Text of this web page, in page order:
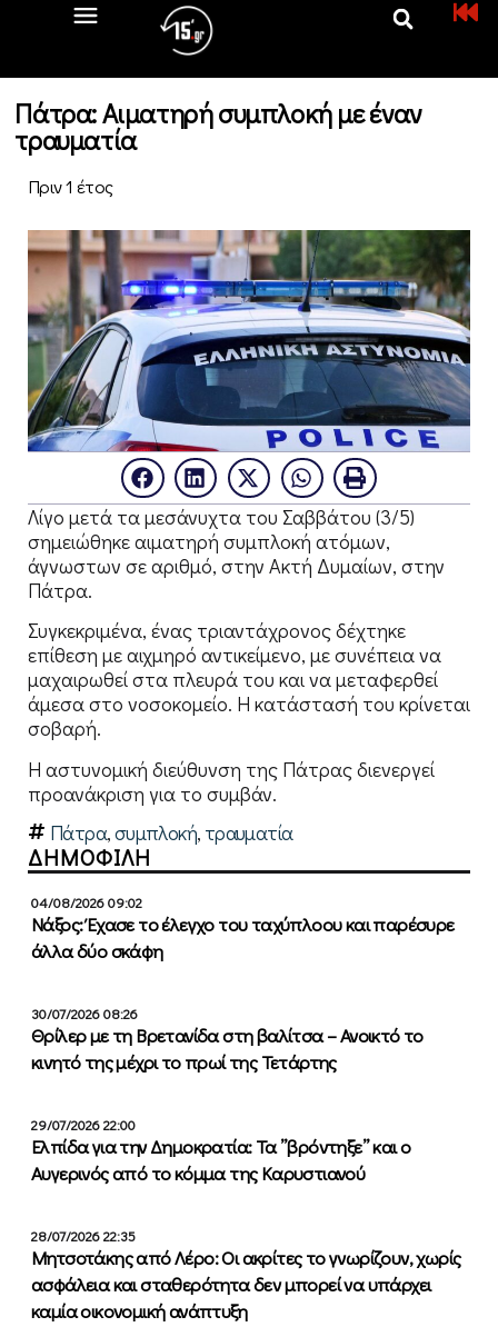
Πάτρα: Αιματηρή συμπλοκή με έναν
τραυματία
Πριν 1 έτος
Λίγο μετά τα μεσάνυχτα του Σαββάτου (3/5)
σημειώθηκε αιματηρή συμπλοκή ατόμων,
άγνωστων σε αριθμό, στην Ακτή Δυμαίων, στην
Πάτρα.
Συγκεκριμένα, ένας τριαντάχρονος δέχτηκε
επίθεση με αιχμηρό αντικείμενο, με συνέπεια να
μαχαιρωθεί στα πλευρά του και να μεταφερθεί
άμεσα στο νοσοκομείο. Η κατάστασή του κρίνεται
σοβαρή.
Η αστυνομική διεύθυνση της Πάτρας διενεργεί
προανάκριση για το συμβάν.
Πάτρα,συμπλοκή, τραυματία
ΔΗΜΟΦΙΛΗ
04/08/2026 09:02
Νάξος: Έχασε το έλεγχο του ταχύπλοου και παρέσυρε
άλλα δύο σκάφη
30/07/2026 08:26
Θρίλερ με τη Βρετανίδα στη βαλίτσα – Ανοικτό το
κινητό της μέχρι το πρωί της Τετάρτης
29/07/2026 22:00
Ελπίδα για την Δημοκρατία: Τα ”βρόντηξε” και ο
Αυγερινός από το κόμμα της Καρυστιανού
28/07/2026 22:35
Μητσοτάκης από Λέρο: Οι ακρίτες το γνωρίζουν, χωρίς
ασφάλεια και σταθερότητα δεν μπορεί να υπάρχει
καμία οικονομική ανάπτυξη